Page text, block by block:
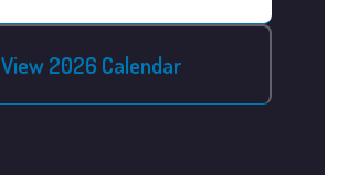
View 2026 Calendar